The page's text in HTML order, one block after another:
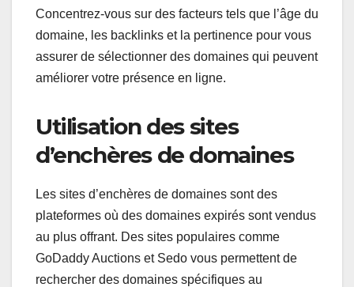
Concentrez-vous sur des facteurs tels que l’âge du
domaine, les backlinks et la pertinence pour vous
assurer de sélectionner des domaines qui peuvent
améliorer votre présence en ligne.
Utilisation des sites
d’enchères de domaines
Les sites d’enchères de domaines sont des
plateformes où des domaines expirés sont vendus
au plus offrant. Des sites populaires comme
GoDaddy Auctions et Sedo vous permettent de
rechercher des domaines spécifiques au